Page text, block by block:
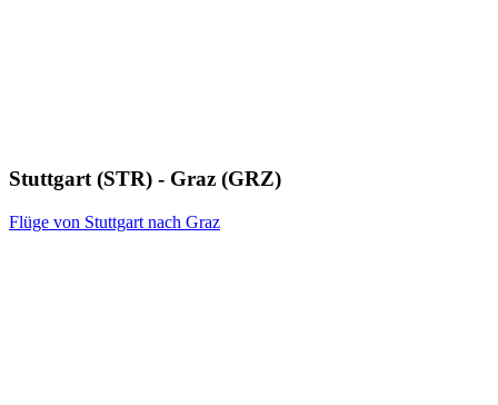
Stuttgart (STR) - Graz (GRZ)
Flüge von Stuttgart nach Graz